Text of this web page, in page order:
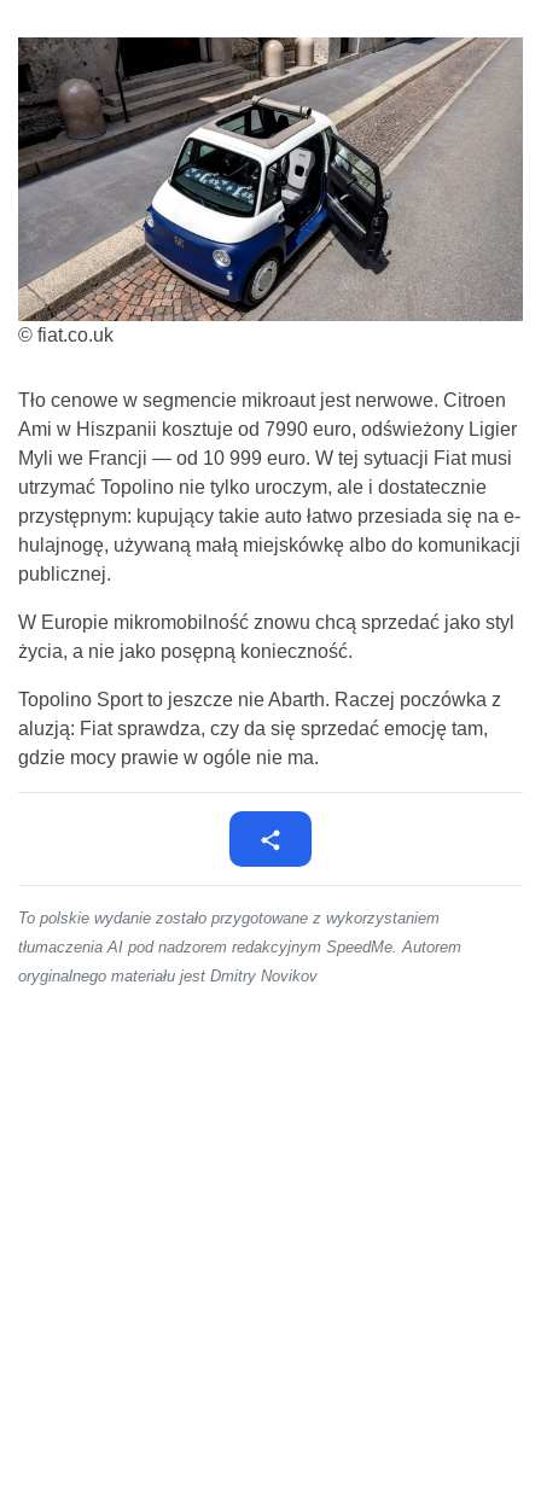
© fiat.co.uk
Tło cenowe w segmencie mikroaut jest nerwowe. Citroen
Ami w Hiszpanii kosztuje od 7990 euro, odświeżony Ligier
Myli we Francji — od 10 999 euro. W tej sytuacji Fiat musi
utrzymać Topolino nie tylko uroczym, ale i dostatecznie
przystępnym: kupujący takie auto łatwo przesiada się na e-
hulajnogę, używaną małą miejskówkę albo do komunikacji
publicznej.
W Europie mikromobilność znowu chcą sprzedać jako styl
życia, a nie jako posępną konieczność.
Topolino Sport to jeszcze nie Abarth. Raczej poczówka z
aluzją: Fiat sprawdza, czy da się sprzedać emocję tam,
gdzie mocy prawie w ogóle nie ma.
To polskie wydanie zostało przygotowane z wykorzystaniem
tłumaczenia AI pod nadzorem redakcyjnym SpeedMe. Autorem
oryginalnego materiału jest Dmitry Novikov